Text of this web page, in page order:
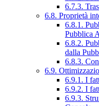
6.7.3.
6.8. Proprietà
6.8.1.
Pubblica
6.8.2.
dalla
6.8.3.
6.9.
6.9.1. I
6.9.2. I
6.9.3.